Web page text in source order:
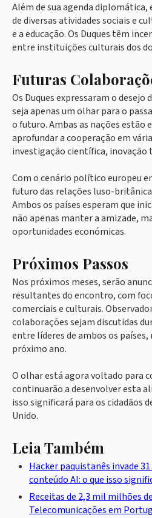
Além de sua agenda
de diversas atividades sociais e
e a educação. Os Duques têm
entre instituições culturais dos
Futuras
Os Duques expressaram o desejo
seja apenas um olhar para o
o futuro. Ambas as nações estão
aprofundar a cooperação em
investigação científica, inovação
Com o cenário político europeu
futuro das relações luso-
Ambos os países esperam que
não apenas manter a amizade,
oportunidades económicas.
Próximos Passos
Nos próximos meses, serão
resultantes do encontro, com
comerciais e culturais.
colaborações sejam discutidas
entre líderes de ambos os
próximo ano.
O olhar está agora voltado para
continuarão a desenvolver esta
isso significará para os cidadãos
Unido.
Leia Também
Hacker paquistanês invade
conteúdo AI: o que isso
Receitas de 2,3 mil milhões
Telecomunicações em